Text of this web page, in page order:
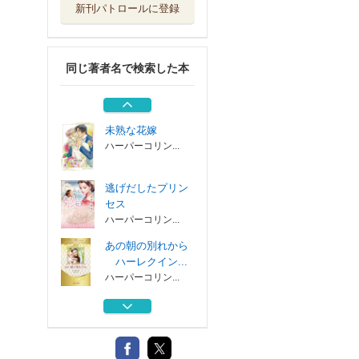
新刊パトロールに登録
同じ著者名で検索した本
氷の視線を黙らせ
ハーパーコリン...
別れるための一夜
ハーパーコリン...
未熟な花嫁
ハーパーコリン...
逃げだしたプリン
セス
ハーパーコリン...
あの朝の別れから
ハーレクイン...
ハーパーコリン...
氷の視線を黙らせ
ハーパーコリン...